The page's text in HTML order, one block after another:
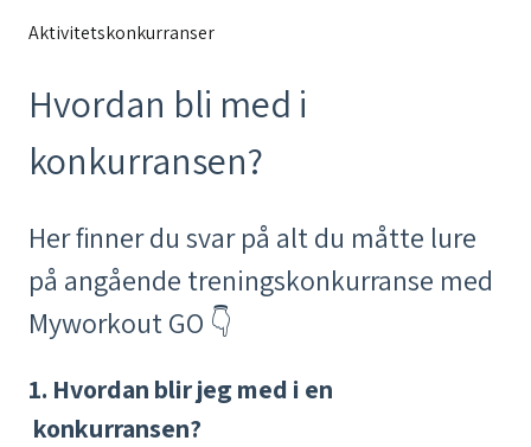
Aktivitetskonkurranser
Hvordan bli med i
konkurransen?
Her finner du svar på alt du måtte lure
på angående treningskonkurranse med
Myworkout GO 👇
1. Hvordan blir jeg med i en
konkurransen?